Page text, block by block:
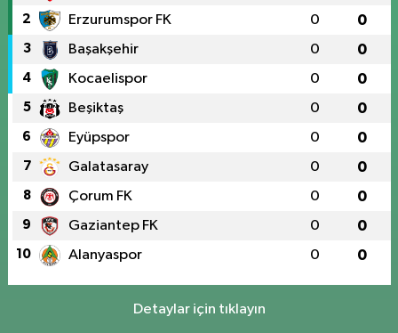
2 Erzurumspor FK 0 0
3 Başakşehir 0 0
4 Kocaelispor 0 0
5 Beşiktaş 0 0
6 Eyüpspor 0 0
7 Galatasaray 0 0
8 Çorum FK 0 0
9 Gaziantep FK 0 0
10 Alanyaspor 0 0
Detaylar için tıklayın